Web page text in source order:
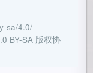
sa/4.0/
BY-SA 版权协